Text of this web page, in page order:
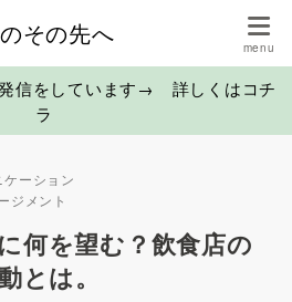
その先へ
信をしています→ 詳しくはコチ
ラ
ケーション
ジメント
何を望む？飲食店の
とは。